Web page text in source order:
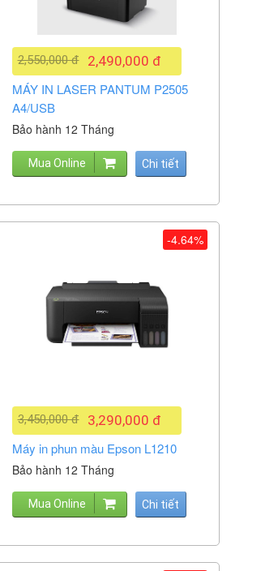
2,490,000 đ
2,550,000 đ
MÁY IN LASER PANTUM P2505
A4/USB
Bảo hành 12 Tháng
Mua Online Chi tiết
3,290,000 đ
3,450,000 đ
Máy in phun màu Epson L1210
Bảo hành 12 Tháng
Mua Online Chi tiết
-4.64%